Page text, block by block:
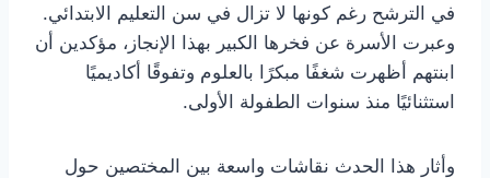
في الترشح رغم كونها لا تزال في سن التعليم الابتدائي.
وعبرت الأسرة عن فخرها الكبير بهذا الإنجاز، مؤكدين أن
ابنتهم أظهرت شغفًا مبكرًا بالعلوم وتفوقًا أكاديميًا
استثنائيًا منذ سنوات الطفولة الأولى.
وأثار هذا الحدث نقاشات واسعة بين المختصين حول